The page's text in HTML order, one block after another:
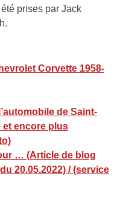
prises par Jack
Corvette 1958-
de Saint-
et encore plus
… (Article de blog
20.05.2022) / (service